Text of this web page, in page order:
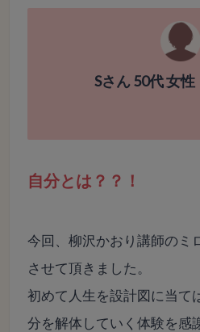
Sさん 50代 女性
自分とは？？！
今回、柳沢かおり講師のミ
させて頂きました。
初めて人生を設計図に当て
分を解体していく体験を感